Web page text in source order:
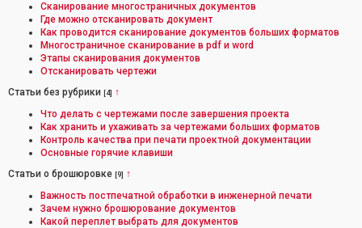
Сканирование многостраничных документов
Где можно отсканировать документ
Как проводится сканирование документов больших форматов
Многостраничное сканирование в pdf и word
Этапы сканирования документов
Отсканировать чертежи
Статьи без рубрики [4] ↑
Что делать с чертежами после завершения проекта
Как хранить и ухаживать за чертежами больших форматов
Контроль качества при печати проектной документации
Основные горячие клавиши
Статьи о брошюровке [9] ↑
Важность постпечатной обработки в инженерной печати
Зачем нужно брошюрование документов
Какой переплет выбрать для документов